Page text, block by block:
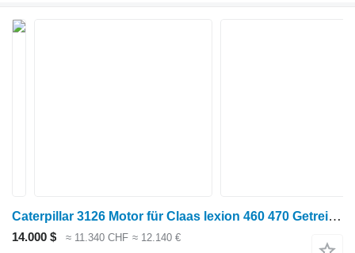
Caterpillar 3126 Motor für Claas lexion 460 470 Getreideernter
14.000 $ ≈ 11.340 CHF ≈ 12.140 €